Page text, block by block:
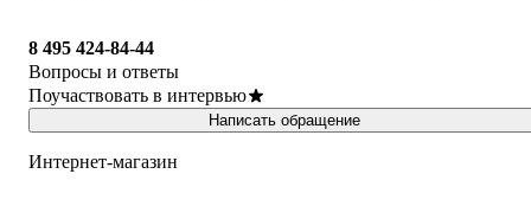
8 495 424-84-44
Вопросы и ответы
Поучаствовать в интервью
Написать обращение
Интернет-магазин